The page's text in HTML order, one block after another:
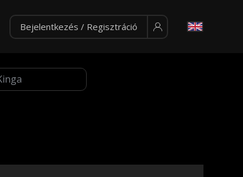
Bejelentkezés / Regisztráció